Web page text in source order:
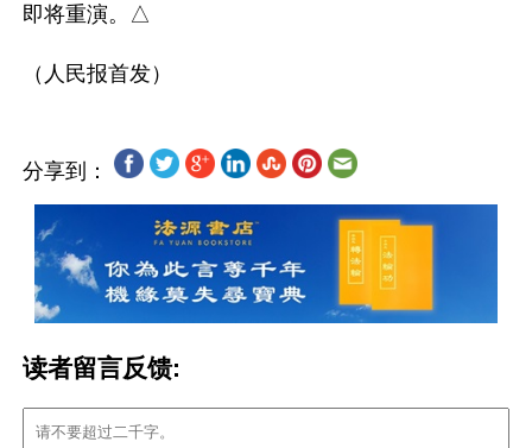
即将重演。△
分享到：
读者留言反馈: